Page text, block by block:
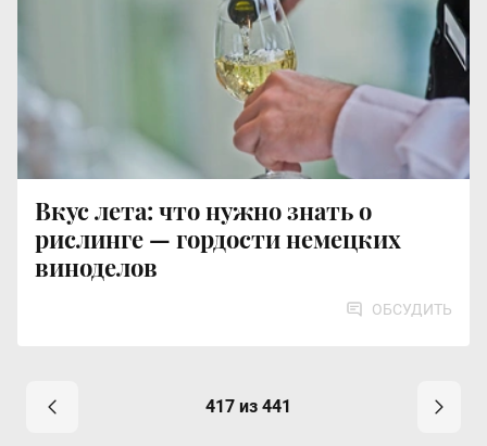
Вкус лета: что нужно знать о
рислинге — гордости немецких
виноделов
ОБСУДИТЬ
417 из 441